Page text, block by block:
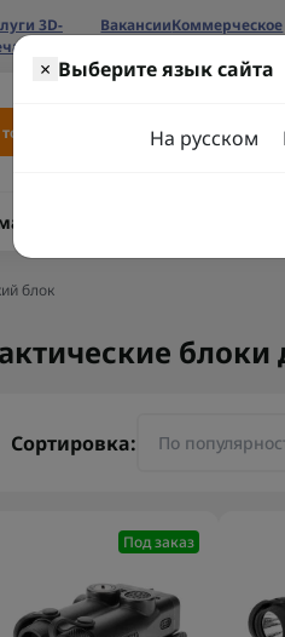
3D-
ВакансииКоммерческое
блок
× Выберите язык сайта
На русском
Сортировка:
Под заказ